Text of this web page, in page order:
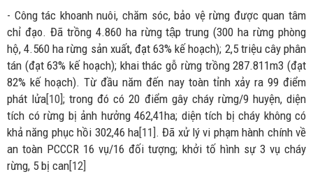
- Công tác khoanh nuôi, chăm sóc, bảo vệ rừng được quan tâm
chỉ đạo. Đã trồng 4.860 ha rừng tập trung (300 ha rừng phòng
hộ, 4.560 ha rừng sản xuất, đạt 63% kế hoạch); 2,5 triệu cây phân
tán (đạt 63% kế hoạch); khai thác gỗ rừng trồng 287.811m3 (đạt
82% kế hoạch). Từ đầu năm đến nay toàn tỉnh xảy ra 99 điểm
phát lửa[10]; trong đó có 20 điểm gây cháy rừng/9 huyện, diện
tích có rừng bị ảnh hưởng 462,41ha; diện tích bị cháy không có
khả năng phục hồi 302,46 ha[11]. Đã xử lý vi phạm hành chính về
an toàn PCCCR 16 vụ/16 đối tượng; khởi tố hình sự 3 vụ cháy
rừng, 5 bị can[12]